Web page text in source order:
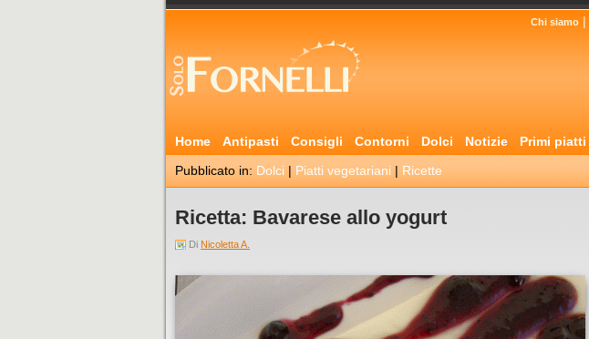
Chi siamo |
Home Antipasti Consigli Contorni Dolci Notizie Primi piatti
Pubblicato in: Dolci | Piatti vegetariani | Ricette
Ricetta: Bavarese allo yogurt
Di Nicoletta A.